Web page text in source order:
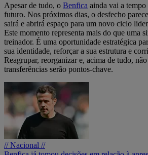
Apesar de tudo, o Benfica ainda vai a tempo
futuro. Nos próximos dias, o desfecho
sairá e abrirá espaço para um novo ciclo
Este momento representa mais do que uma
treinador. É uma oportunidade estratégica
sua identidade, reforçar a sua estrutura e
Reagrupar, reorganizar e, acima de tudo,
transferências serão pontos-chave.
// Nacional //